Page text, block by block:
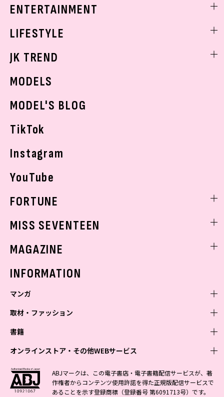
ベストコスメ
ボディケア
学校ヘアメイク
ENTERTAINMENT
K-POP
LIFESTYLE
モデルの購入品
JK TREND
MODELS
MODEL'S BLOG
TikTok
Instagram
YouTube
FORTUNE
MISS SEVENTEEN
MAGAZINE
INFORMATION
マンガ
少年マンガ
Vジャンプ
最強ジャンプ
少年ジャンプ+
青年マンガ
ZEBRACK
S-MANGA
少女マンガ
ZEBRACK
S-MANGA
女性マンガ
ジャンプTOON
取材・ファッション
ファッション・美容
BAILA
MAQUIA
芸能・情報・スポーツ
週プレNEWS
週プレ グラジャパ!
書籍
文芸・文庫・総合
小説すばる
集英社 文芸ステーション
学芸・ノンフィクション・新書
1日5分で、明日は変わる よみタイ yomitai
ライトノベル・ノベライズ
オンラインストア・その他WEBサービス
オンラインストア
OTO
その他WEBサービス
ABJマークは、この電子書店・電子書籍配信サービスが、著
作権者からコンテンツ使用許諾を得た正規版配信サービスで
あることを示す登録商標（登録番号 第6091713号）です。